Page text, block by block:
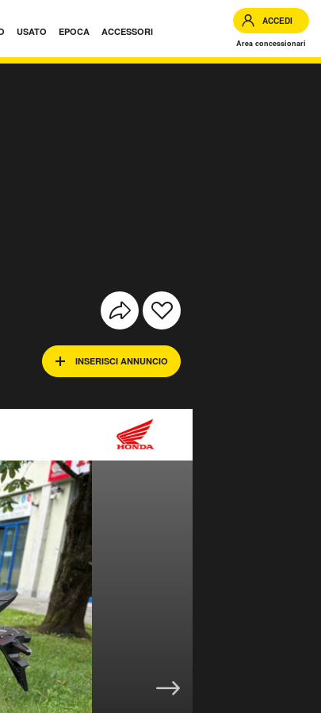
USATO EPOCA ACCESSORI
ACCEDI
Area concessionari
INSERISCI ANNUNCIO